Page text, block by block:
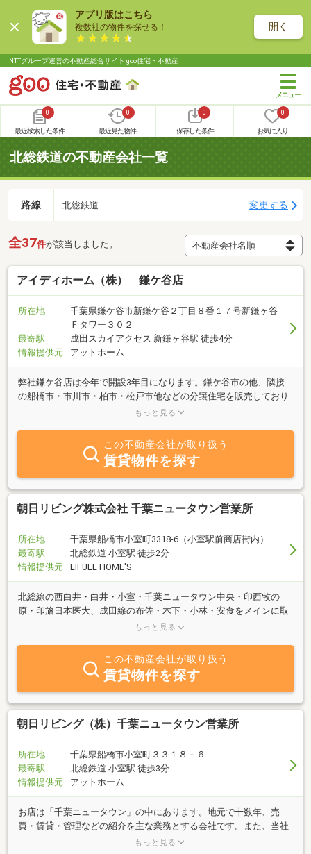
アプリ版はこちら
複数社の物件を探せる！ 開く
NTTグループ運営の不動産総合サイト goo住宅・不動産
0
最近検索した条件
0
最近見た物件
0
保存した条件
0
お気に入り
北総鉄道の不動産会社一覧
路線 北総鉄道 変更する
全37件が該当しました。
アイディホーム（株） 鎌ケ谷店
所在地
千葉県鎌ケ谷市新鎌ケ谷２丁目８番１７号新鎌ヶ谷
Ｆタワー３０２
最寄駅
成田スカイアクセス 新鎌ヶ谷駅 徒歩4分
情報提供元
アットホーム
弊社鎌ケ谷店は今年で開設3年目になります。鎌ケ谷市の他、隣接
の船橋市・市川市・柏市・松戸市他などの分譲住宅を販売しており
ます。長期優良住宅・ZEH水準を上回る断熱等級6・耐震等級最高ラ
もっと見る
この不動産会社が取り扱う
賃貸物件を探す
朝日リビング株式会社 千葉ニュータウン営業所
所在地
千葉県船橋市小室町3318-6（小室駅前商店街内）
最寄駅
北総鉄道 小室駅 徒歩2分
情報提供元
LIFULL HOME'S
北総線の西白井・白井・小室・千葉ニュータウン中央・印西牧の
原・印旛日本医大、成田線の布佐・木下・小林・安食をメインに取
り扱っています。情報の量・質ときめ細かい対応を心がけていま
もっと見る
この不動産会社が取り扱う
賃貸物件を探す
朝日リビング（株）千葉ニュータウン営業所
所在地
千葉県船橋市小室町３３１８－６
最寄駅
北総鉄道 小室駅 徒歩3分
情報提供元
アットホーム
お店は「千葉ニュータウン」の中にあります。地元で十数年、売
買・賃貸・管理などの紹介を主な業務とする会社です。また、当社
発行の千葉ニュータウン情報誌「アリス」も地域の皆様に大変ご好
もっと見る